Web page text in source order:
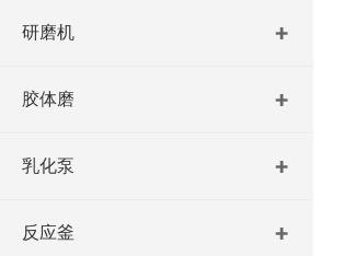
研磨机
胶体磨
乳化泵
反应釜